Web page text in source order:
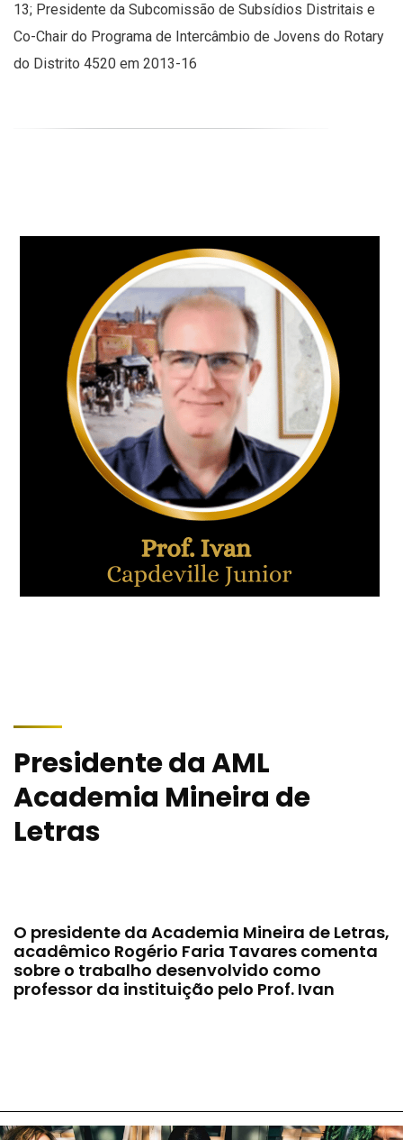
13; Presidente da Subcomissão de Subsídios Distritais e
Co-Chair do Programa de Intercâmbio de Jovens do Rotary
do Distrito 4520 em 2013-16
Presidente da AML
Academia Mineira de
Letras
O presidente da Academia Mineira de Letras,
acadêmico Rogério Faria Tavares comenta
sobre o trabalho desenvolvido como
professor da instituição pelo Prof. Ivan